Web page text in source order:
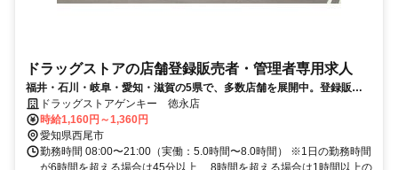
ドラッグストアの店舗登録販売者・管理者専用求人
福井・石川・岐阜・愛知・滋賀の5県で、多数店舗を展開中。登録販売
者の資格を活かして働きませんか。
ドラッグストアゲンキー 徳永店
時給1,160円～1,360円
愛知県西尾市
勤務時間 08:00〜21:00（実働：5.0時間〜8.0時間） ※1日の勤務時間
が6時間を超える場合は45分以上、 8時間を超える場合は1時間以上の